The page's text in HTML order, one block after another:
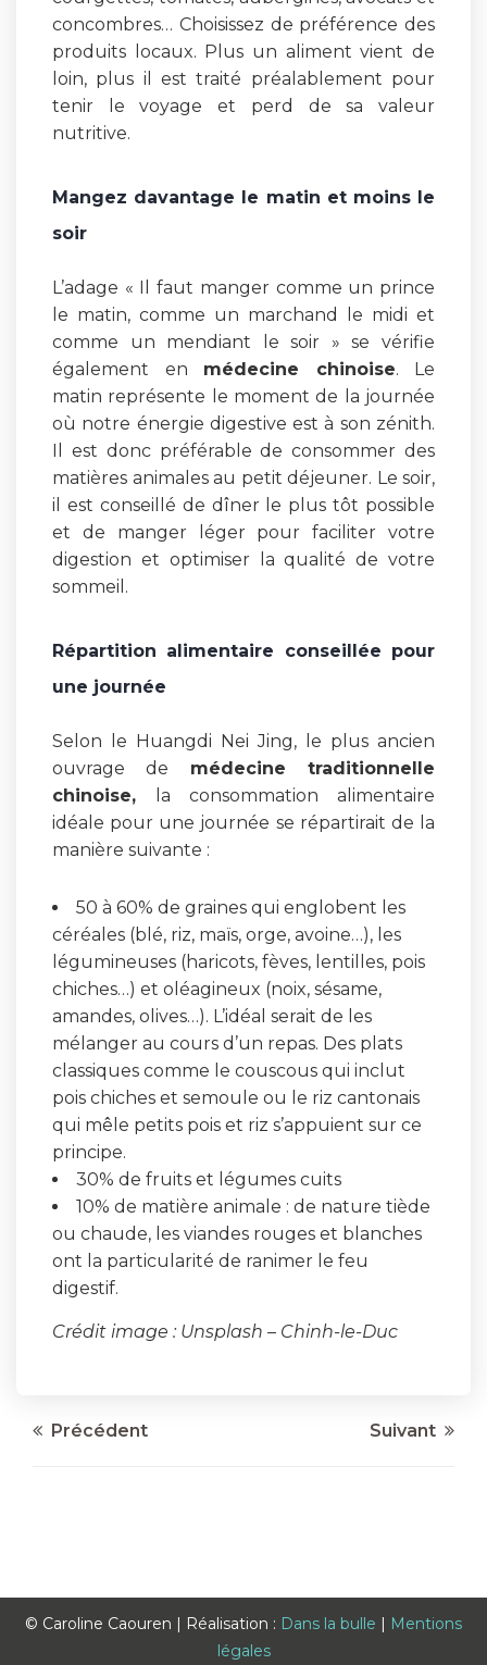
concombres… Choisissez de préférence des
produits locaux. Plus un aliment vient de
loin, plus il est traité préalablement pour
tenir le voyage et perd de sa valeur
nutritive.
Mangez davantage le matin et moins le
soir
L’adage « Il faut manger comme un prince
le matin, comme un marchand le midi et
comme un mendiant le soir » se vérifie
également en médecine chinoise. Le
matin représente le moment de la journée
où notre énergie digestive est à son zénith.
Il est donc préférable de consommer des
matières animales au petit déjeuner. Le soir,
il est conseillé de dîner le plus tôt possible
et de manger léger pour faciliter votre
digestion et optimiser la qualité de votre
sommeil.
Répartition alimentaire conseillée pour
une journée
Selon le Huangdi Nei Jing, le plus ancien
ouvrage de médecine traditionnelle
chinoise,
la consommation alimentaire
idéale pour une journée se répartirait de la
manière suivante :
50 à 60% de graines qui englobent les
céréales (blé, riz, maïs, orge, avoine…), les
légumineuses (haricots, fèves, lentilles, pois
chiches…) et oléagineux (noix, sésame,
amandes, olives…). L’idéal serait de les
mélanger au cours d’un repas. Des plats
classiques comme le couscous qui inclut
pois chiches et semoule ou le riz cantonais
qui mêle petits pois et riz s’appuient sur ce
principe.
30% de fruits et légumes cuits
10% de matière animale : de nature tiède
ou chaude, les viandes rouges et blanches
ont la particularité de ranimer le feu
digestif.
Crédit image : Unsplash – Chinh-le-Duc
Précédent Suivant
© Caroline Caouren | Réalisation : Dans la bulle | Mentions
légales